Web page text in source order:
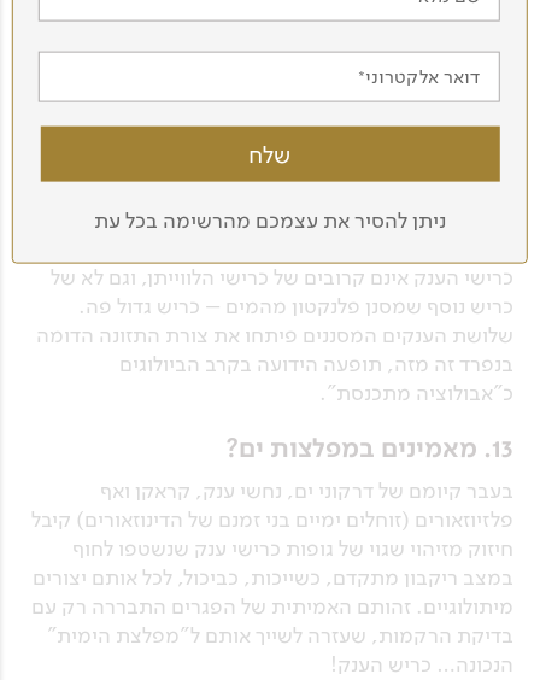
11. בעקבות הריח
לא נעים להודות, אבל כרישי ענק מסריחים למדי! שכבת
הריר שעל גופם, שמטרתה להגן מטפילים, היא למעשה
תערובת עתירת אמוניה, בדומה לשתן. דייגים טוענים
שהם מסוגלים להריח כריש ענק שנמצא כל כולו בתוך
המים, ממרחק רב ותוך כדי הפלגה!
כרישי הענק אינם קרובים של כרישי הלווייתן, וגם לא של
כריש נוסף שמסנן פלנקטון מהמים – כריש גדול פה.
שלושת הענקים המסננים פיתחו את צורת התזונה הדומה
בנפרד זה מזה, תופעה הידועה בקרב הביולוגים
כ"אבולוציה מתכנסת".
13. מאמינים במפלצות ים?
בעבר קיומם של דרקוני ים, נחשי ענק, קראקן ואף
פלזיוזאורים (זוחלים ימיים בני זמנם של הדינוזאורים) קיבל
חיזוק מזיהוי שגוי של גופות כרישי ענק שנשטפו לחוף
במצב ריקבון מתקדם, כשייכות, כביכול, לכל אותם יצורים
מיתולוגיים. זהותם האמיתית של הפגרים התבררה רק עם
בדיקת הרקמות, שעזרה לשייך אותם ל"מפלצת הימית"
הנכונה… כריש הענק!
דואר אלקטרוני
ניתן להסיר את עצמכם מהרשימה בכל עת